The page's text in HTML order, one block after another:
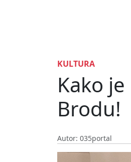
KULTURA
Kako
Brodu!
Autor: 035portal